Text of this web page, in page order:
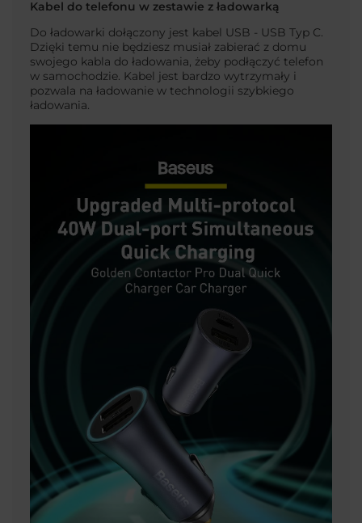
Kabel do telefonu w zestawie z ładowarką
Do ładowarki dołączony jest kabel USB - USB Typ C.
Dzięki temu nie będziesz musiał zabierać z domu
swojego kabla do ładowania, żeby podłączyć telefon
w samochodzie. Kabel jest bardzo wytrzymały i
pozwala na ładowanie w technologii szybkiego
ładowania.